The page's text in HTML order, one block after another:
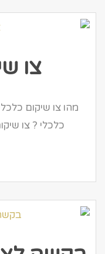
צו
מהו צו שיקום
כלכלי ? צו